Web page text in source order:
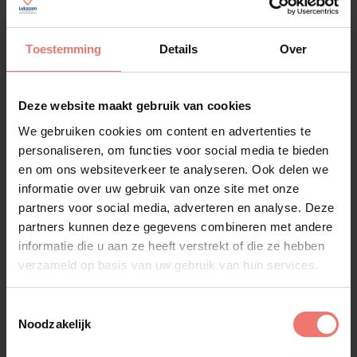
Toestemming Details Over
Deze website maakt gebruik van cookies
We gebruiken cookies om content en advertenties te
personaliseren, om functies voor social media te bieden
en om ons websiteverkeer te analyseren. Ook delen we
informatie over uw gebruik van onze site met onze
partners voor social media, adverteren en analyse. Deze
partners kunnen deze gegevens combineren met andere
informatie die u aan ze heeft verstrekt of die ze hebben
verzameld op basis van uw gebruik van hun services.
Noodzakelijk
Hazes, Jeroen van der Boom en Emma Heesters, en
Dit jaar sloot Senna zelfs het prestigieuze Edison
naast artiesten als Tino Martin en Marco
Schuitmaker is het duidelijk dat ze een gevestigde
naam aan het worden is. Haar agenda staat vol met
optredens en nieuwe projecten, en haar volgende
single wordt binnenkort verwacht. Nederland kan
niet meer om Senna heen!
Senna boeken voor jouw
evenement?
optreden van Senna? Neem dan contact op met